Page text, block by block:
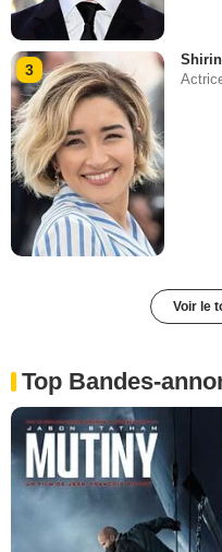
3
Voir le
Top Bandes-